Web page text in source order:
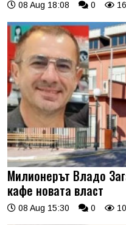
08 Aug 18:08 0
Милионерът Владо
кафе новата власт
08 Aug 15:30 0